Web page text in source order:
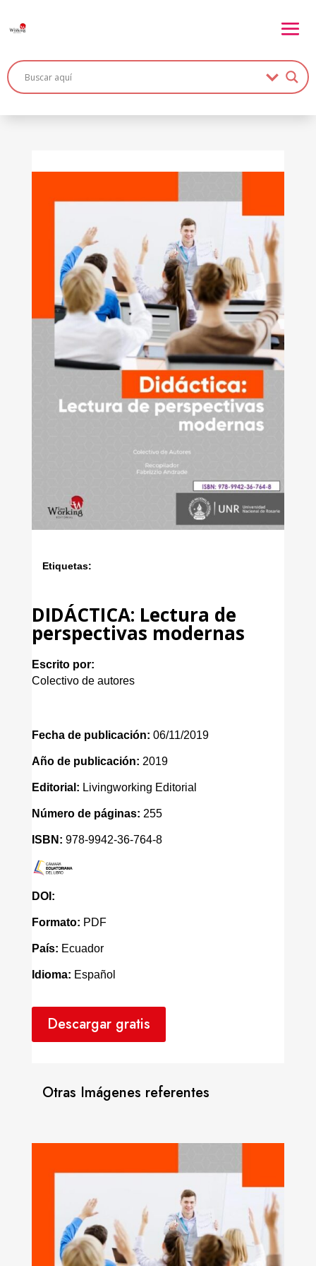
Etiquetas:
DIDÁCTICA: Lectura de
perspectivas modernas
Escrito por:
Colectivo de autores
Fecha de publicación: 06/11/2019
Año de publicación: 2019
Editorial: Livingworking Editorial
Número de páginas: 255
ISBN: 978-9942-36-764-8
DOI:
Formato: PDF
País: Ecuador
Idioma: Español
Descargar gratis
Otras Imágenes referentes